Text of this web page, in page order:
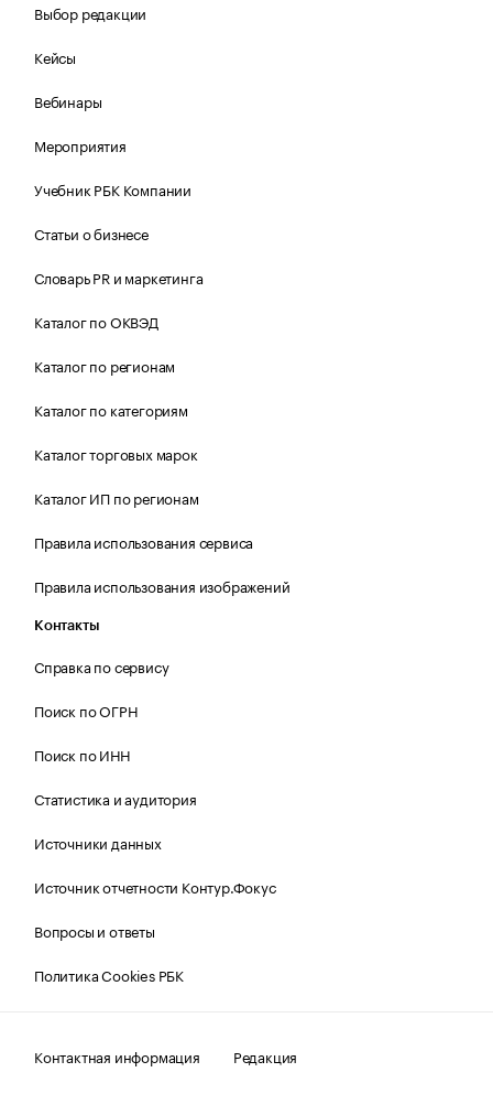
Выбор редакции
Кейсы
Вебинары
Мероприятия
Учебник РБК Компании
Статьи о бизнесе
Словарь PR и маркетинга
Каталог по ОКВЭД
Каталог по регионам
Каталог по категориям
Каталог торговых марок
Каталог ИП по регионам
Правила использования сервиса
Правила использования изображений
Контакты
Справка по сервису
Поиск по ОГРН
Поиск по ИНН
Статистика и аудитория
Источники данных
Источник отчетности Контур.Фокус
Вопросы и ответы
Политика Cookies РБК
Контактная информация
Редакция